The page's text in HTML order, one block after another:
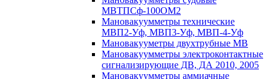
МВТПСф-100ОМ2
Мановакуумметры технические
МВП2-Уф, МВП3-Уф, МВП-4-Уф
Мановакууметры двухтрубные МВ
Мановакуумметры электроконтактные
сигнализирующие ДВ, ДА 2010, 2005
Мановакуумметры аммиачные